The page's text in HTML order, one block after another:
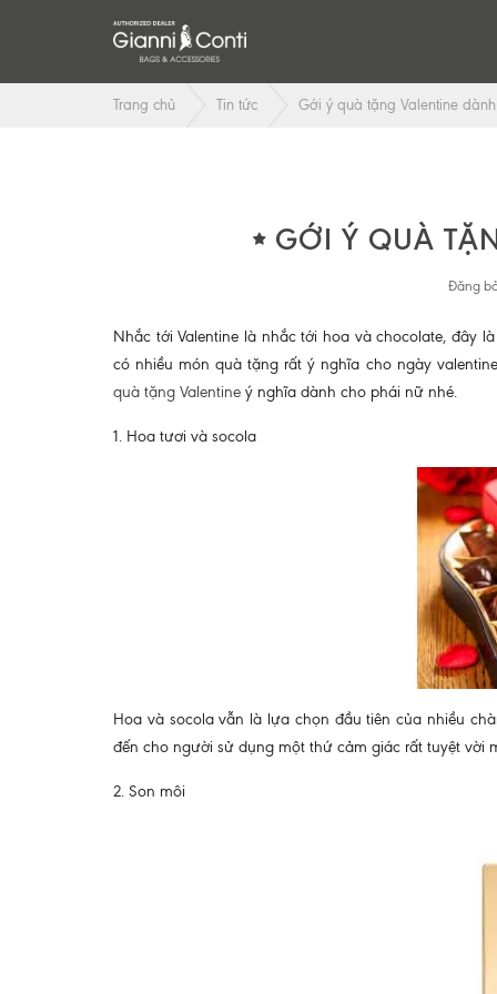
Trang chủ Tin tức Gới ý quà tặng Valentine
GỚI Ý QUÀ
Đăng
Nhắc tới Valentine là nhắc tới hoa và chocolate, đây
có nhiều món quà tặng rất ý nghĩa cho ngày
quà tặng Valentine ý nghĩa dành cho phái nữ nhé.
1. Hoa tươi và socola
Hoa và socola vẫn là lựa chọn đầu tiên của nhiều
đến cho người sử dụng một thứ cảm giác rất tuyệt
2. Son môi